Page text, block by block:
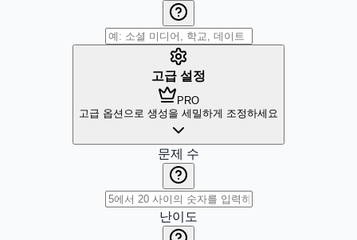
고급 설정
PRO
고급 옵션으로 생성을 세밀하게 조정하세요
문제 수
난이도